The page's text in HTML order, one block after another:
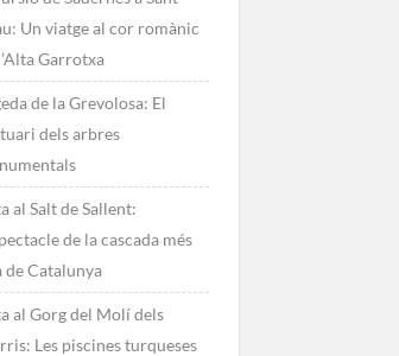
Un viatge al cor romànic
Garrotxa
de la Grevolosa: El
dels arbres
al Salt de Sallent:
de la cascada més
de Catalunya
al Gorg del Molí dels
Les piscines turqueses